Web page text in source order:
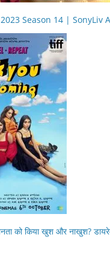
Season 14 | SonyLiv
को किया खुश और नाखुश?